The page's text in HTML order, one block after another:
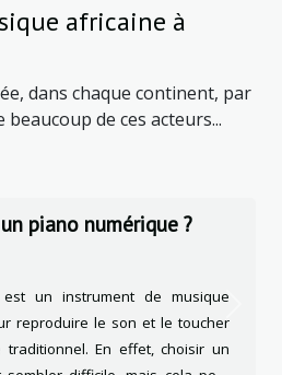
africaine à
dans chaque continent, par
de ces acteurs...
piano numérique ?
un instrument de musique
reproduire le son et le toucher
En effet, choisir un